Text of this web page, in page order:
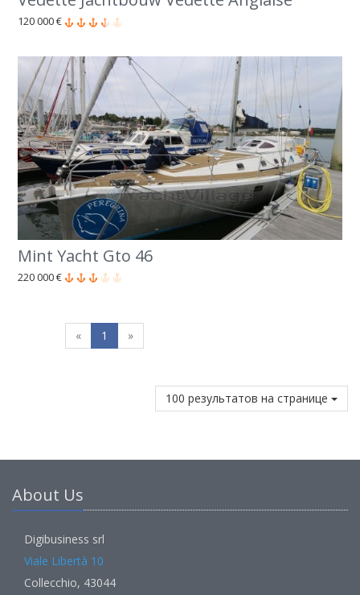
120 000 €
Mint Yacht Gto 46
220 000 €
« 1 »
100 результатов на странице
About Us
Digibusiness srl
Viale Libertà 10
Collecchio, 43044